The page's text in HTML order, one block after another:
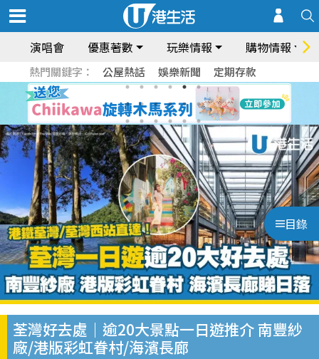
演唱會 優惠著數 玩樂情報 購物情報
熱門關鍵字： 公屋熱話 娛樂新聞 定期存款
目錄
荃灣好去處｜逾20大景點一日遊推介 南豐紗
廠/港版彩虹眷村/海濱長廊